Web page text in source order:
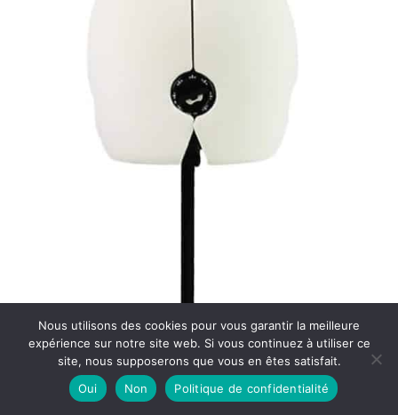
Nous utilisons des cookies pour vous garantir la meilleure
expérience sur notre site web. Si vous continuez à utiliser ce
site, nous supposerons que vous en êtes satisfait.
Oui
Non Politique de confidentialité